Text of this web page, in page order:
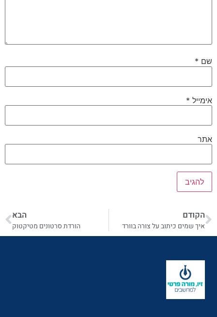
שם *
אימייל *
אתר
הקודם
איך שמים כיתוב על צורה בוורד
הבא
הורדת סרטונים מטיקטוק